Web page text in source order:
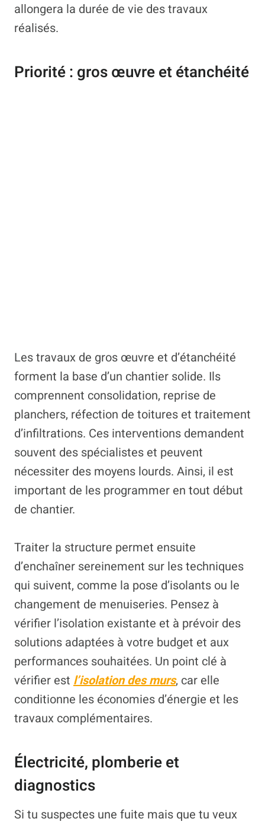
allongera la durée de vie des travaux
réalisés.
Priorité : gros œuvre et étanchéité
Les travaux de gros œuvre et d’étanchéité
forment la base d’un chantier solide. Ils
comprennent consolidation, reprise de
planchers, réfection de toitures et traitement
d’infiltrations. Ces interventions demandent
souvent des spécialistes et peuvent
nécessiter des moyens lourds. Ainsi, il est
important de les programmer en tout début
de chantier.
Traiter la structure permet ensuite
d’enchaîner sereinement sur les techniques
qui suivent, comme la pose d’isolants ou le
changement de menuiseries. Pensez à
vérifier l’isolation existante et à prévoir des
solutions adaptées à votre budget et aux
performances souhaitées. Un point clé à
vérifier est l’isolation des murs, car elle
conditionne les économies d’énergie et les
travaux complémentaires.
Électricité, plomberie et
diagnostics
Si tu suspectes une fuite mais que tu veux